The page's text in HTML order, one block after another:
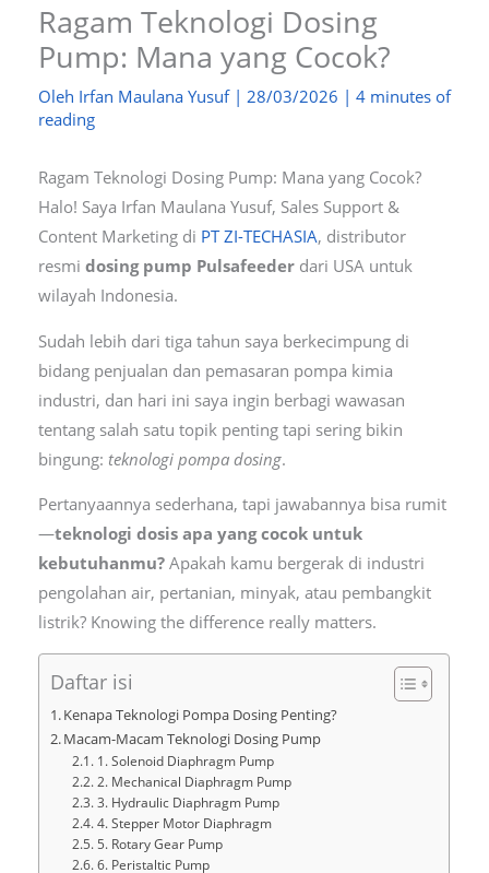
Ragam Teknologi Dosing
Pump: Mana yang Cocok?
Oleh Irfan Maulana Yusuf | 28/03/2026 | 4 minutes of
reading
Ragam Teknologi Dosing Pump: Mana yang Cocok?
Halo! Saya Irfan Maulana Yusuf, Sales Support &
Content Marketing di PT ZI-TECHASIA, distributor
resmi dosing pump Pulsafeederdari USA untuk
wilayah Indonesia.
Sudah lebih dari tiga tahun saya berkecimpung di
bidang penjualan dan pemasaran pompa kimia
industri, dan hari ini saya ingin berbagi wawasan
tentang salah satu topik penting tapi sering bikin
bingung: teknologi pompa dosing.
Pertanyaannya sederhana, tapi jawabannya bisa rumit
—teknologi dosis apa yang cocok untuk
kebutuhanmu?Apakah kamu bergerak di industri
pengolahan air, pertanian, minyak, atau pembangkit
listrik? Knowing the difference really matters.
Daftar isi
Kenapa Teknologi Pompa Dosing Penting?
Macam-Macam Teknologi Dosing Pump
1. Solenoid Diaphragm Pump
2. Mechanical Diaphragm Pump
3. Hydraulic Diaphragm Pump
4. Stepper Motor Diaphragm
5. Rotary Gear Pump
6. Peristaltic Pump